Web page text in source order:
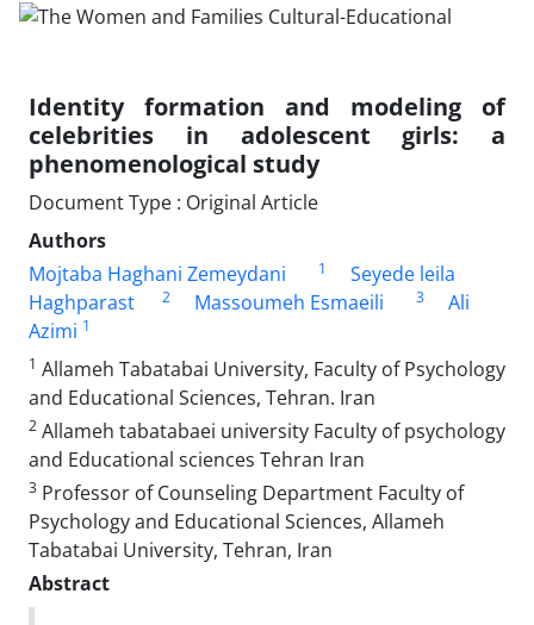
Identity formation and modeling of
celebrities in adolescent girls: a
phenomenological study
Document Type : Original Article
Authors
Mojtaba Haghani Zemeydani
1
Seyede leila
Haghparast
2 Massoumeh Esmaeili 3
Ali
Azimi 1
1 Allameh Tabatabai University, Faculty of Psychology
and Educational Sciences, Tehran. Iran
2 Allameh tabatabaei university Faculty of psychology
and Educational sciences Tehran Iran
3 Professor of Counseling Department Faculty of
Psychology and Educational Sciences, Allameh
Tabatabai University, Tehran, Iran
Abstract